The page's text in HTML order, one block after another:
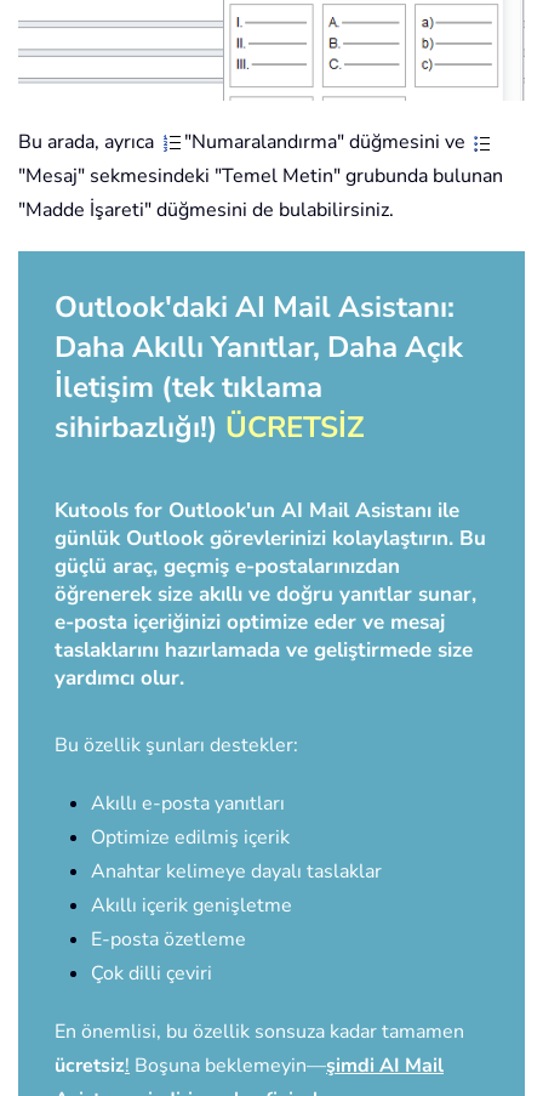
Bu arada, ayrıca
"Numaralandırma" düğmesini ve
"Mesaj" sekmesindeki "Temel Metin" grubunda bulunan
"Madde İşareti" düğmesini de bulabilirsiniz.
Outlook'daki AI Mail Asistanı:
Daha Akıllı Yanıtlar, Daha Açık
İletişim (tek tıklama
sihirbazlığı!) ÜCRETSİZ
Kutools for Outlook'un AI Mail Asistanı ile
günlük Outlook görevlerinizi kolaylaştırın. Bu
güçlü araç, geçmiş e-postalarınızdan
öğrenerek size akıllı ve doğru yanıtlar sunar,
e-posta içeriğinizi optimize eder ve mesaj
taslaklarını hazırlamada ve geliştirmede size
yardımcı olur.
Bu özellik şunları destekler:
Akıllı e-posta yanıtları
Optimize edilmiş içerik
Anahtar kelimeye dayalı taslaklar
Akıllı içerik genişletme
E-posta özetleme
Çok dilli çeviri
En önemlisi, bu özellik sonsuza kadar tamamen
ücretsiz! Boşuna beklemeyin—şimdi AI Mail